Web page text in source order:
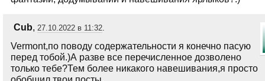
Cub, 27.10.2022 в 11:32.
Vermont,по поводу содержательности я конечно пасую
перед тобой.)А разве все перечисленное дозволено
только тебе?Тем более никакого навешивания,я просто